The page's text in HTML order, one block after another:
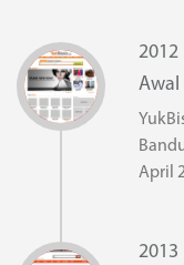
2012
Awal
April
2013